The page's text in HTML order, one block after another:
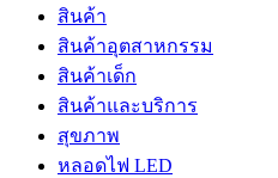
สินค้า
สินค้าอุตสาหกรรม
สินค้าเด็ก
สินค้าและบริการ
สุขภาพ
หลอดไฟ LED